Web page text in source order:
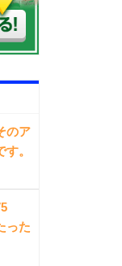
のア
。
った